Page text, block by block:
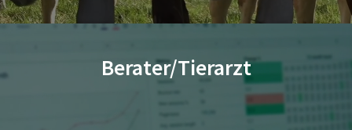
Berater/Tierarzt